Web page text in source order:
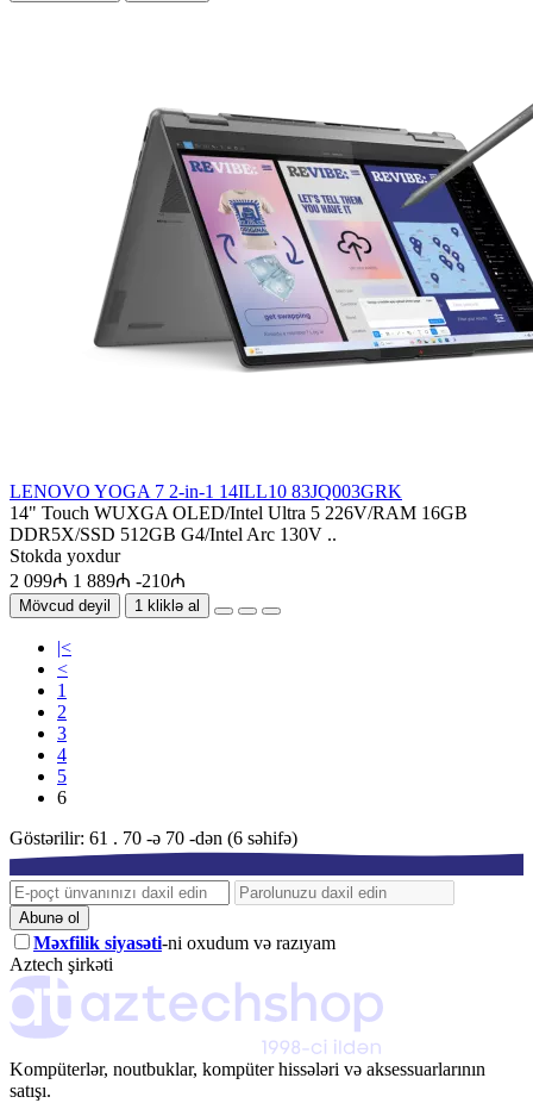
LENOVO YOGA 7 2-in-1 14ILL10 83JQ003GRK
14" Touch WUXGA OLED/Intel Ultra 5 226V/RAM 16GB
DDR5X/SSD 512GB G4/Intel Arc 130V ..
Stokda yoxdur
2 099₼ 1 889₼ -210₼
Mövcud deyil 1 kliklə al
|<
<
1
2
3
4
5
6
Göstərilir: 61 . 70 -ə 70 -dən (6 səhifə)
Abunə ol
Məxfilik siyasəti-ni oxudum və razıyam
Aztech şirkəti
Kompüterlər, noutbuklar, kompüter hissələri və aksessuarlarının
satışı.